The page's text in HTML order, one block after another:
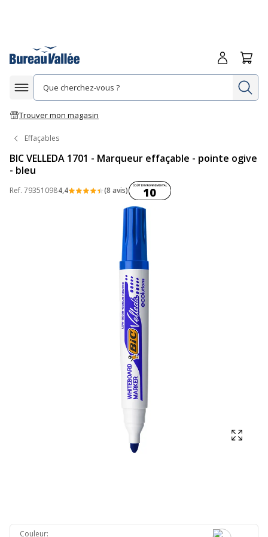
Afficher la navigation
Trouver mon magasin
Me
Effaçables
BIC VELLEDA 1701 - Marqueur effaçable - pointe ogive
- bleu
Ref. 793510984,4 (8 avis)Coût environnemental :
10
Couleur: